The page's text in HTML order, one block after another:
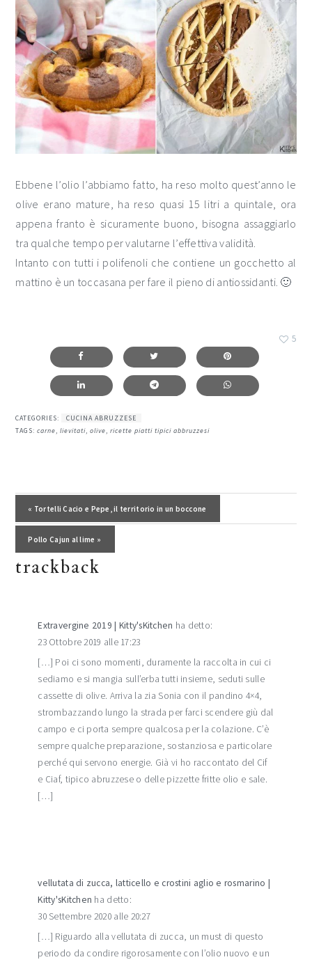
Ebbene l’olio l’abbiamo fatto, ha reso molto quest’anno le
olive erano mature, ha reso quasi 15 litri a quintale, ora
appena franto è sicuramente buono, bisogna assaggiarlo
tra qualche tempo per valutarne l’effettiva validità.
Intanto con tutti i polifenoli che contiene un gocchetto al
mattino è un toccasana per fare il pieno di antiossidanti. 🙂
5
CATEGORIES:
CUCINA ABRUZZESE
TAGS:carne,lievitati,olive,ricette piatti tipici abbruzzesi
Post precedente:
« Tortelli Cacio e Pepe, il territorio in un boccone
Post successivo:
Pollo Cajun al lime »
del
lettore
trackback
Extravergine 2019 | Kitty'sKitchen ha detto:
23 Ottobre 2019 alle 17:23
[…] Poi ci sono momenti, duramente la raccolta in cui ci
sediamo e si mangia sull’erba tutti insieme, seduti sulle
cassette di olive. Arriva la zia Sonia con il pandino 4×4,
strombazzando lungo la strada per farci scendere giù dal
campo e ci porta sempre qualcosa per la colazione. C’è
sempre qualche preparazione, sostanziosa e particolare
perché qui servono energie. Già vi ho raccontato del Cif
e Ciaf, tipico abruzzese o delle pizzette fritte olio e sale.
[…]
vellutata di zucca, latticello e crostini aglio e rosmarino |
Kitty'sKitchen ha detto:
30 Settembre 2020 alle 20:27
[…] Riguardo alla vellutata di zucca, un must di questo
periodo da condire rigorosamente con l’olio nuovo e un